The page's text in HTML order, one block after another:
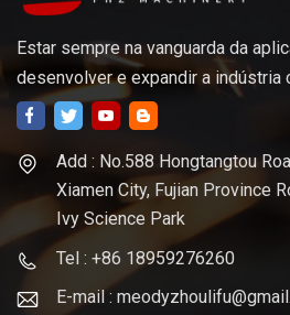
Estar sempre na vanguarda da
desenvolver e expandir a indústria
Add : No.588 Hongtangtou
Xiamen City, Fujian Province
Ivy Science Park
Tel : +86 18959276260
E-mail :